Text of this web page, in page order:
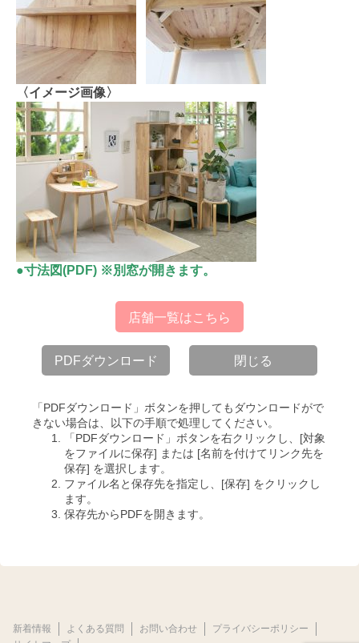
〈イメージ画像〉
●寸法図(PDF) ※別窓が開きます。
店舗一覧はこちら
PDFダウンロード 閉じる
「PDFダウンロード」ボタンを押してもダウンロードがで
きない場合は、以下の手順で処理してください。
「PDFダウンロード」ボタンを右クリックし、[対象
をファイルに保存] または [名前を付けてリンク先を
保存] を選択します。
ファイル名と保存先を指定し、[保存] をクリックし
ます。
保存先からPDFを開きます。
新着情報 よくある質問 お問い合わせ
プライバシーポリシー